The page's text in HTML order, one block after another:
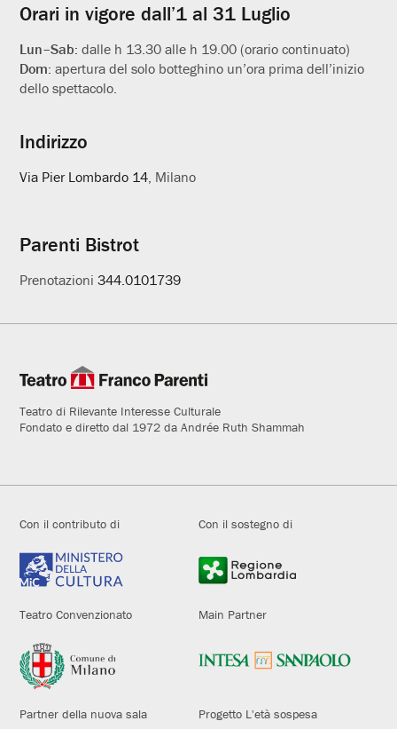
Orari in vigore dall’1 al 31 Luglio
Lun–Sab:dalle h 13.30 alle h 19.00 (orario continuato)
Dom:apertura del solo botteghino un’ora prima dell’inizio
dello spettacolo.
Indirizzo
Via Pier Lombardo 14, Milano
Parenti Bistrot
Prenotazioni344.0101739
Teatro di Rilevante Interesse Culturale
Fondato e diretto dal 1972 da Andrée Ruth Shammah
Con il contributo di Con il sostegno di
Teatro Convenzionato Main Partner
Partner della nuova sala Progetto L'età sospesa